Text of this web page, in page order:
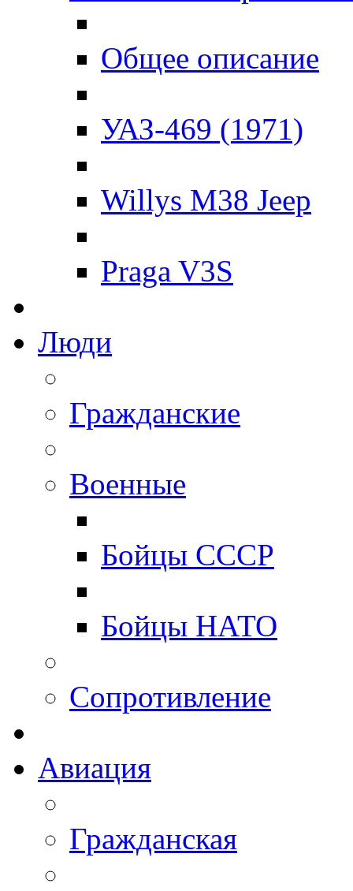
Общее описание
УАЗ-469 (1971)
Willys M38 Jeep
Praga V3S
Люди
Гражданские
Военные
Бойцы СССР
Бойцы НАТО
Сопротивление
Авиация
Гражданская